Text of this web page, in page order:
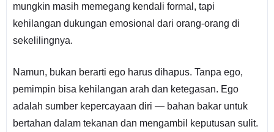
mungkin masih memegang kendali formal, tapi
kehilangan dukungan emosional dari orang-orang di
sekelilingnya.
Namun, bukan berarti ego harus dihapus. Tanpa ego,
pemimpin bisa kehilangan arah dan ketegasan. Ego
adalah sumber kepercayaan diri — bahan bakar untuk
bertahan dalam tekanan dan mengambil keputusan sulit.